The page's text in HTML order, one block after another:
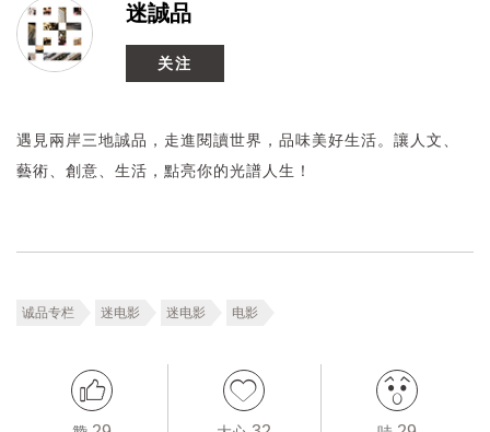
迷誠品
关注
遇見兩岸三地誠品，走進閱讀世界，品味美好生活。讓人文、
藝術、創意、生活，點亮你的光譜人生！
诚品专栏 迷电影 迷电影 电影